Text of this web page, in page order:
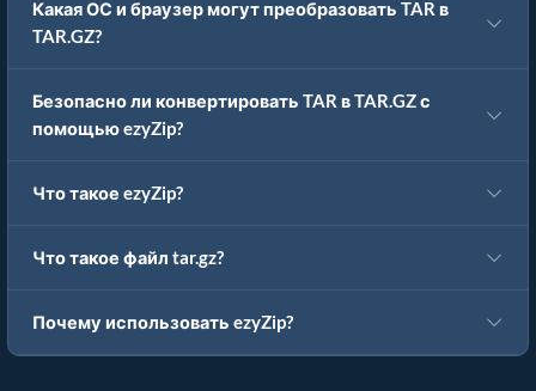
Какая ОС и браузер могут преобразовать TAR в
TAR.GZ?
Безопасно ли конвертировать TAR в TAR.GZ с
помощью ezyZip?
Что такое ezyZip?
Что такое файл tar.gz?
Почему использовать ezyZip?